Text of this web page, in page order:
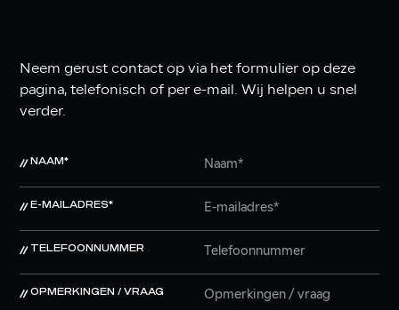
Neem gerust contact op via het formulier op deze
pagina, telefonisch of per e-mail. Wij helpen u snel
verder.
NAAM*
E-MAILADRES*
TELEFOONNUMMER
OPMERKINGEN / VRAAG